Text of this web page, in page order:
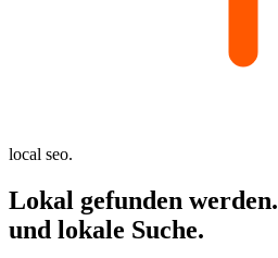
local seo.
Lokal gefunden werden.
und lokale Suche.